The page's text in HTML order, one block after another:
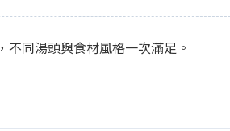
同湯頭與食材風格一次滿足。